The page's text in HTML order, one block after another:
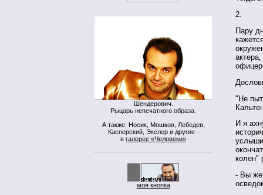
Шендерович.
Рыцарь непечатного образа.
А также: Носик, Мошков, Лебедев,
Касперский, Экслер и другие -
в галерее «Человеки»
моя кнопка
2.
Пару
"Не
И я
колен"
- Вы же